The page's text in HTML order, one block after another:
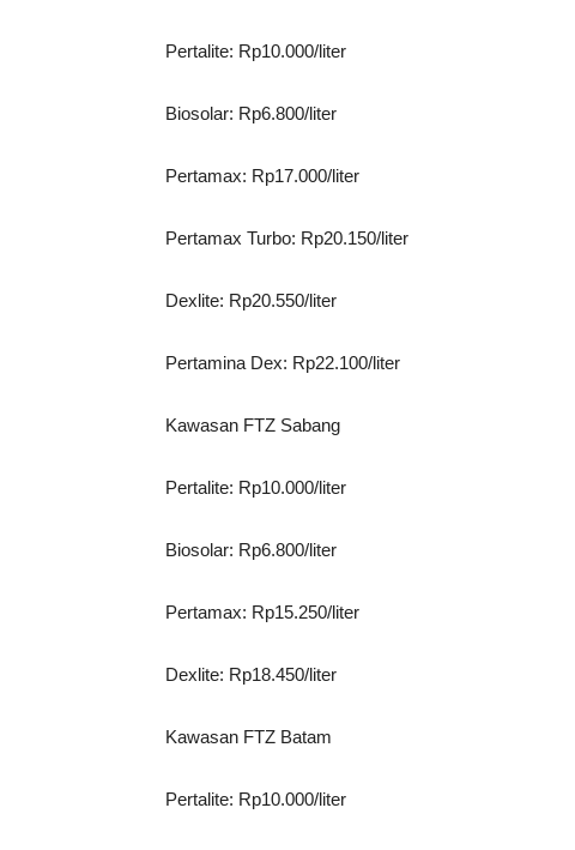
Pertalite: Rp10.000/liter
Biosolar: Rp6.800/liter
Pertamax: Rp17.000/liter
Pertamax Turbo: Rp20.150/liter
Dexlite: Rp20.550/liter
Pertamina Dex: Rp22.100/liter
Kawasan FTZ Sabang
Pertalite: Rp10.000/liter
Biosolar: Rp6.800/liter
Pertamax: Rp15.250/liter
Dexlite: Rp18.450/liter
Kawasan FTZ Batam
Pertalite: Rp10.000/liter